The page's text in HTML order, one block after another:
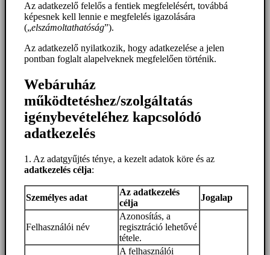
Az adatkezelő felelős a fentiek megfelelésért, továbbá
képesnek kell lennie e megfelelés igazolására
(„elszámoltathatóság”).
Az adatkezelő nyilatkozik, hogy adatkezelése a jelen
pontban foglalt alapelveknek megfelelően történik.
Webáruház
működtetéshez/szolgáltatás
igénybevételéhez kapcsolódó
adatkezelés
1. Az adatgyűjtés ténye, a kezelt adatok köre és az
adatkezelés célja:
Személyes adat
Az adatkezelés
célja
Jogalap
Felhasználói név
Azonosítás, a
regisztráció lehetővé
tétele.
A felhasználói